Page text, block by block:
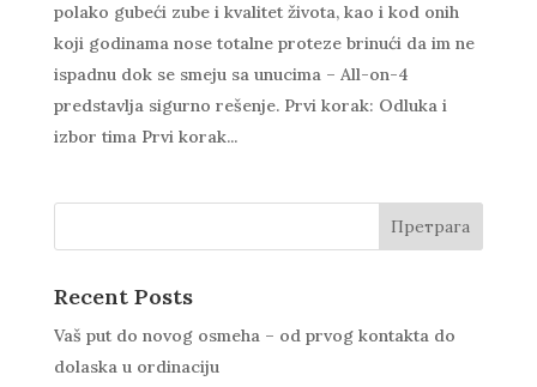
polako gubeći zube i kvalitet života, kao i kod onih
koji godinama nose totalne proteze brinući da im ne
ispadnu dok se smeju sa unucima – All-on-4
predstavlja sigurno rešenje. Prvi korak: Odluka i
izbor tima Prvi korak...
Претрага
Recent Posts
Vaš put do novog osmeha – od prvog kontakta do
dolaska u ordinaciju